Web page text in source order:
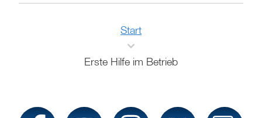
Start
Erste Hilfe im Betrieb